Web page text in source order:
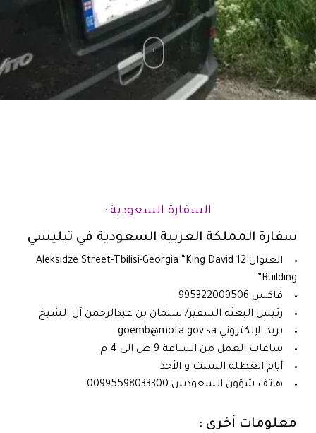
السفارة السعودية :
سفارة المملكة العربية السعودية في تبليسي
العنوان
12 Aleksidze Street-Tbilisi-Georgia “King David
Building”
فاكس 995322009506
رئيس البعثة السفير/ سلمان بن عبدالرحمن آل الشيخ
بريد الإلكتروني goemb@mofa.gov.sa
ساعات العمل من الساعة 9 ص الى 4 م
أيام العطلة السبت و الأحد
هاتف شؤون السعوديين 00995598033300
معلومات أخرى :